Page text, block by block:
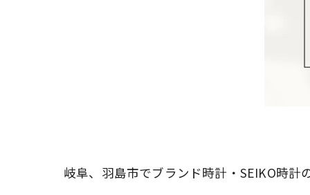
岐阜、羽島市でブランド時計・SEIKO時計